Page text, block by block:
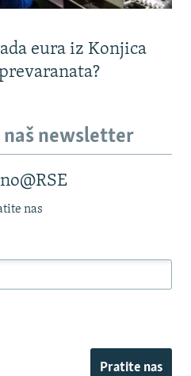
eura iz Konjica
newsletter
nas
Pratite nas